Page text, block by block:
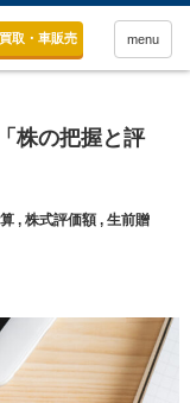
買取・車販売 menu
株の把握と評
, 株式評価額, 生前贈